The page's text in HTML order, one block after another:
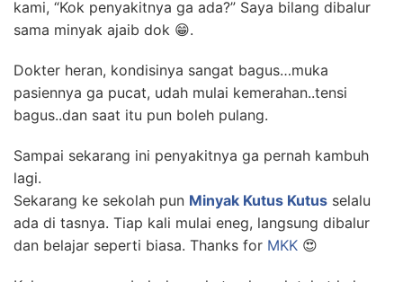
kami, “Kok penyakitnya ga ada?” Saya bilang dibalur
sama minyak ajaib dok 😁.
Dokter heran, kondisinya sangat bagus…muka
pasiennya ga pucat, udah mulai kemerahan..tensi
bagus..dan saat itu pun boleh pulang.
Sampai sekarang ini penyakitnya ga pernah kambuh
lagi.
Sekarang ke sekolah pun Minyak Kutus Kutus selalu
ada di tasnya. Tiap kali mulai eneg, langsung dibalur
dan belajar seperti biasa. Thanks for MKK 😍